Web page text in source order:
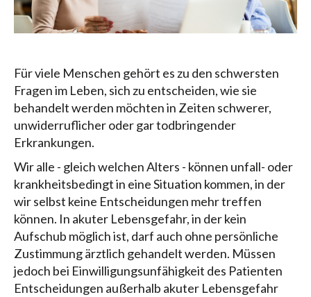
Für viele Menschen gehört es zu den schwersten
Fragen im Leben, sich zu entscheiden, wie sie
behandelt werden möchten in Zeiten schwerer,
unwiderruflicher oder gar todbringender
Erkrankungen.
Wir alle - gleich welchen Alters - können unfall- oder
krankheitsbedingt in eine Situation kommen, in der
wir selbst keine Entscheidungen mehr treffen
können. In akuter Lebensgefahr, in der kein
Aufschub möglich ist, darf auch ohne persönliche
Zustimmung ärztlich gehandelt werden. Müssen
jedoch bei Einwilligungsunfähigkeit des Patienten
Entscheidungen außerhalb akuter Lebensgefahr